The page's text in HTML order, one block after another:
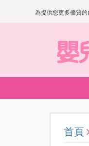
為提供您更多優質
首頁